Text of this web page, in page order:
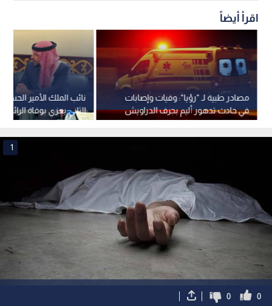
اقرأ أيضاً
نائب الملك الأمير
الثاني يعزي بوفاة الرائد
المتقاعد سميح جنكات
مصادر طبية لـ "رؤيا": وفيات وإصابات
في حادث تدهور أليم بجرف الدراويش
1
0
0